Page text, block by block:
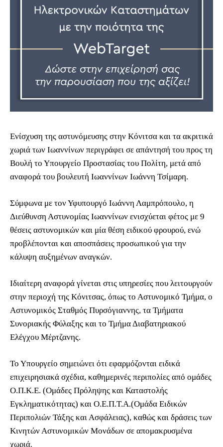
Ενίσχυση της αστυνόμευσης στην Κόνιτσα και τα ακριτικά
χωριά των Ιωαννίνων περιγράφει σε απάντησή του προς τη
Βουλή το Υπουργείο Προστασίας του Πολίτη, μετά από
αναφορά του βουλευτή Ιωαννίνων Ιωάννη Τσίμαρη.
Σύμφωνα με τον Υφυπουργό Ιωάννη Λαμπρόπουλο, η
Διεύθυνση Αστυνομίας Ιωαννίνων ενισχύεται φέτος με 9
θέσεις αστυνομικών και μία θέση ειδικού φρουρού, ενώ
προβλέπονται και αποσπάσεις προσωπικού για την
κάλυψη αυξημένων αναγκών.
Ιδιαίτερη αναφορά γίνεται στις υπηρεσίες που λειτουργούν
στην περιοχή της Κόνιτσας, όπως το Αστυνομικό Τμήμα, ο
Αστυνομικός Σταθμός Πυρσόγιαννης, τα Τμήματα
Συνοριακής Φύλαξης και το Τμήμα Διαβατηριακού
Ελέγχου Μέρτζανης.
Το Υπουργείο σημειώνει ότι εφαρμόζονται ειδικά
επιχειρησιακά σχέδια, καθημερινές περιπολίες από ομάδες
Ο.Π.Κ.Ε. (Ομάδες Πρόληψης και Καταστολής
Εγκληματικότητας) και Ο.Ε.Π.Τ.Α.(Ομάδα Ειδικών
Περιπολιών Τάξης και Ασφάλειας), καθώς και δράσεις των
Κινητών Αστυνομικών Μονάδων σε απομακρυσμένα
χωριά.